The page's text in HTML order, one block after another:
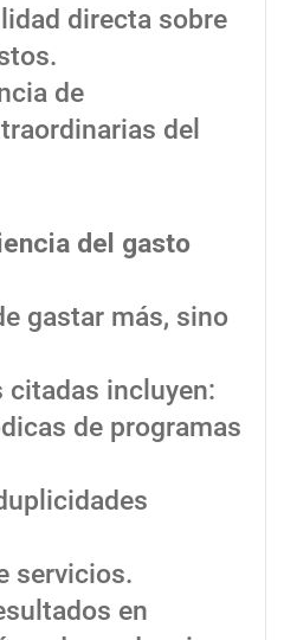
directa sobre
de
del
del gasto
gastar más, sino
citadas incluyen:
de programas
servicios.
en